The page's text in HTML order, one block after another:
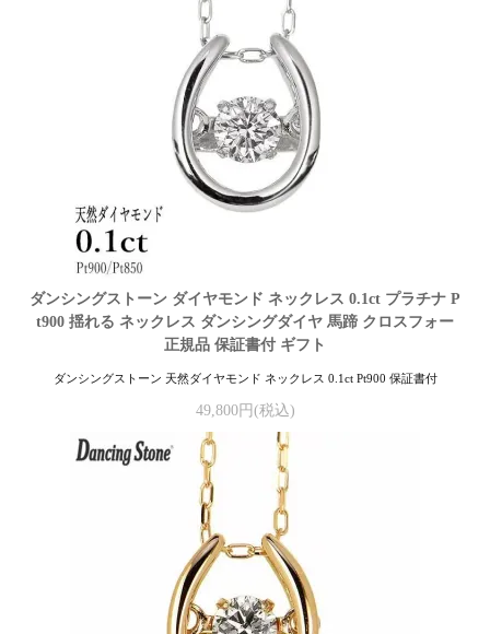
ダンシングストーン ダイヤモンド ネックレス 0.1ct プラチナ P
t900 揺れる ネックレス ダンシングダイヤ 馬蹄 クロスフォー
正規品 保証書付 ギフト
ダンシングストーン 天然ダイヤモンド ネックレス 0.1ct Pt900 保証書付
49,800円(税込)